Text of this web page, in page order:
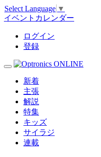
Select Language ▼
イベントカレンダー
ログイン
登録
新着
主張
解説
特集
キッズ
サイラジ
連載